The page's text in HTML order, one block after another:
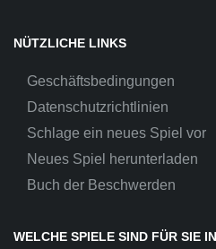
NÜTZLICHE LINKS
Geschäftsbedingungen
Datenschutzrichtlinien
Schlage ein neues Spiel vor
Neues Spiel herunterladen
Buch der Beschwerden
WELCHE SPIELE SIND FÜR SIE